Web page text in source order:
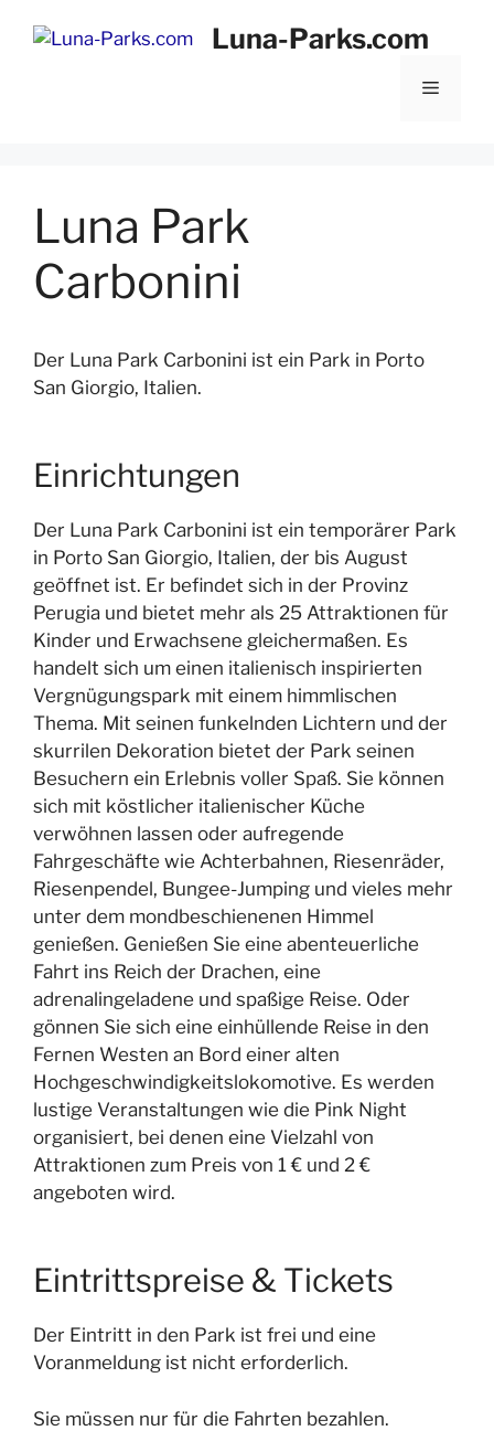
Inhalt
Luna-Parks.com
Menü
Luna Park
Carbonini
Der Luna Park Carbonini ist ein Park in Porto
San Giorgio, Italien.
Einrichtungen
Der Luna Park Carbonini ist ein temporärer Park
in Porto San Giorgio, Italien, der bis August
geöffnet ist. Er befindet sich in der Provinz
Perugia und bietet mehr als 25 Attraktionen für
Kinder und Erwachsene gleichermaßen. Es
handelt sich um einen italienisch inspirierten
Vergnügungspark mit einem himmlischen
Thema. Mit seinen funkelnden Lichtern und der
skurrilen Dekoration bietet der Park seinen
Besuchern ein Erlebnis voller Spaß. Sie können
sich mit köstlicher italienischer Küche
verwöhnen lassen oder aufregende
Fahrgeschäfte wie Achterbahnen, Riesenräder,
Riesenpendel, Bungee-Jumping und vieles mehr
unter dem mondbeschienenen Himmel
genießen. Genießen Sie eine abenteuerliche
Fahrt ins Reich der Drachen, eine
adrenalingeladene und spaßige Reise. Oder
gönnen Sie sich eine einhüllende Reise in den
Fernen Westen an Bord einer alten
Hochgeschwindigkeitslokomotive. Es werden
lustige Veranstaltungen wie die Pink Night
organisiert, bei denen eine Vielzahl von
Attraktionen zum Preis von 1 € und 2 €
angeboten wird.
Eintrittspreise & Tickets
Der Eintritt in den Park ist frei und eine
Voranmeldung ist nicht erforderlich.
Sie müssen nur für die Fahrten bezahlen.